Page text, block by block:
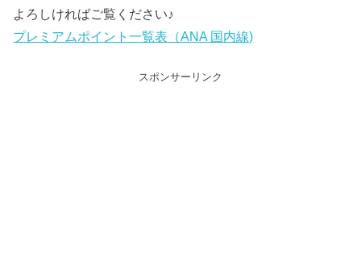
よろしければご覧ください♪
プレミアムポイント一覧表（ANA 国内線)
スポンサーリンク